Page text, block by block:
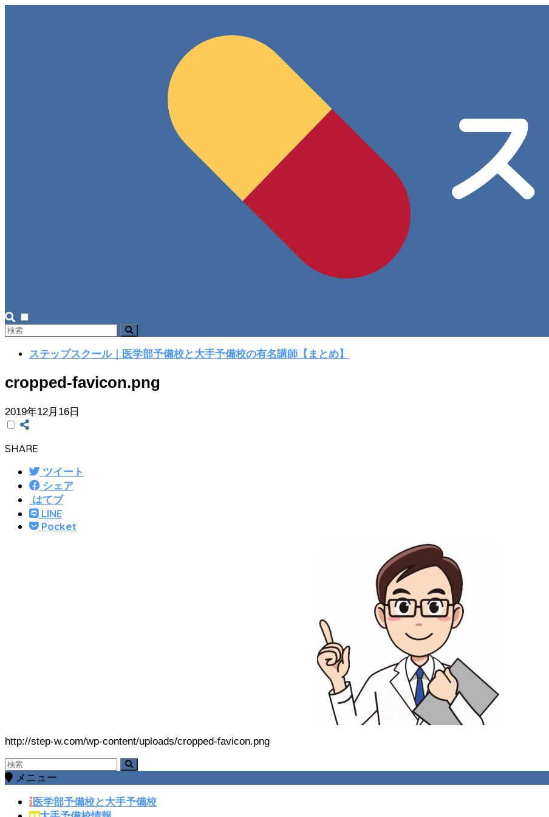
ステップスクール｜医学部予備校と大手予備校の有名講師【まとめ】
cropped-favicon.png
2019年12月16日
SHARE
ツイート
シェア
はてブ
LINE
Pocket
http://step-w.com/wp-content/uploads/cropped-favicon.png
メニュー
医学部予備校と大手予備校